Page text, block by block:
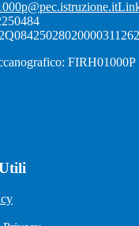
FIRH01000P